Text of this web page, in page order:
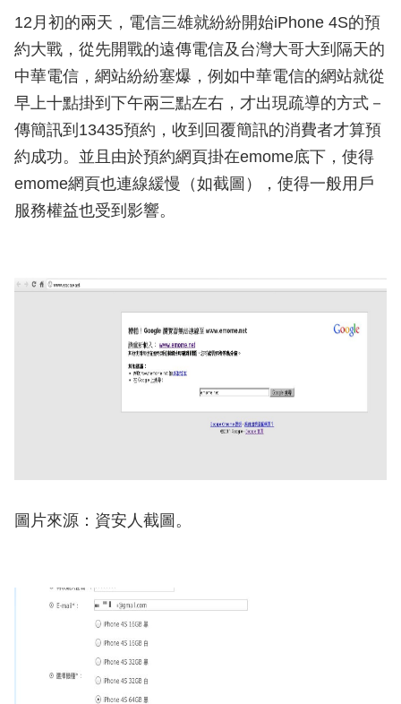
12月初的兩天，電信三雄就紛紛開始iPhone 4S的預
約大戰，從先開戰的遠傳電信及台灣大哥大到隔天的
中華電信，網站紛紛塞爆，例如中華電信的網站就從
早上十點掛到下午兩三點左右，才出現疏導的方式－
傳簡訊到13435預約，收到回覆簡訊的消費者才算預
約成功。並且由於預約網頁掛在emome底下，使得
emome網頁也連線緩慢（如截圖），使得一般用戶
服務權益也受到影響。
圖片來源：資安人截圖。